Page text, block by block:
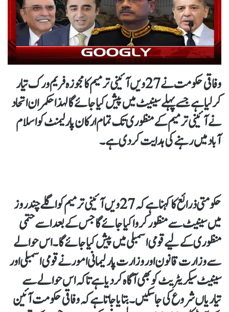
وفاقی حکومت نے 27ویں آئینی ترمیم کا مجوزہ فریم ورک تیار
کر لیا ہے جسے پہلے سینیٹ میں پیش کیا جائے گا لہذا حکمران اتحاد
نے آئینی ترمیم کے منظوری تک تمام ارکان پارلیمنٹ کو اسلام
آباد میں رہنے کی ہدایت کر دی ہے۔
حکومتی ذرائع کا کہنا ہے کہ 27ویں آئینی ترمیم کو اگلے چند روز
میں سینیٹ سے منظور کروا کیا جائے گا جس کے بعد اسے حتمی
منظوری کے لیے قومی اسمبلی میں پیش کیا جائے گا۔ اس حوالے
سے وزارت قانون اور وزارت پارلیمانی امور نے قومی اسمبلی اور
سینیٹ سیکریٹریٹ کو بھی آگاہ کر دیا ہے تاکہ اس حوالے سے
تیاریاں شروع کی جا سکیں۔ بتایا جاتا ہے کہ وفاقی حکومت آئین